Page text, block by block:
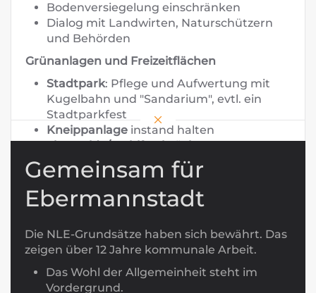
Bodenversiegelung einschränken
Dialog mit Landwirten, Naturschützern
und Behörden
Grünanlagen und Freizeitflächen
Stadtpark: Pflege und Aufwertung mit
Kugelbahn und "Sandarium", evtl. ein
Stadtparkfest
Kneippanlage instand halten
Flutmulde/ Kohlfurtbrücke:
Aktivitätsangebote von Tischtennis bis
Pump-Track
Trinkbrunnen im Altstadtbereich
Stadtwerken
Finanzielle und personelle Absicherung
Publikumsfreundliche Öffnungszeiten
und Eintrittspreise
Gemeinsam für
Ebermannstadt
Die NLE-Grundsätze haben sich bewährt. Das
zeigen über 12 Jahre kommunale Arbeit.
Das Wohl der Allgemeinheit steht im
Vordergrund.